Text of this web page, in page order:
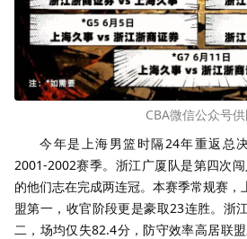
CBA微信公众号
今年是上海男篮时隔24年重返总
2001-2002赛季。浙江广厦队是第四次
的他们志在完成两连冠。本赛季常规赛
盟第一，收官阶段更是豪取23连胜。浙
二，场均仅失82.4分，防守效率高居联